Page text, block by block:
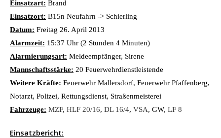
Einsatzart: Brand
Einsatzort: B15n Neufahrn -> Schierling
Datum: Freitag 26. April 2013
Alarmzeit: 15:37 Uhr (2 Stunden 4 Minuten)
Alarmierungsart: Meldeempfänger, Sirene
Mannschaftsstärke: 20 Feuerwehrdienstleistende
Weitere Kräfte: Feuerwehr Mallersdorf, Feuerwehr Pfaffenberg,
Notarzt, Polizei, Rettungsdienst, Straßenmeisterei
Fahrzeuge: MZF, HLF 20/16, DL 16/4, VSA, GW, LF 8
Einsatzbericht: